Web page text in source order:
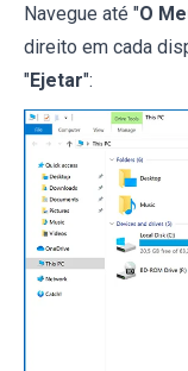
Navegue até "O
direito em cada
"Ejetar":